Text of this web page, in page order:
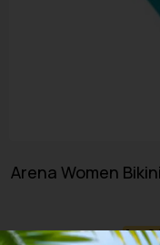
Arena Women